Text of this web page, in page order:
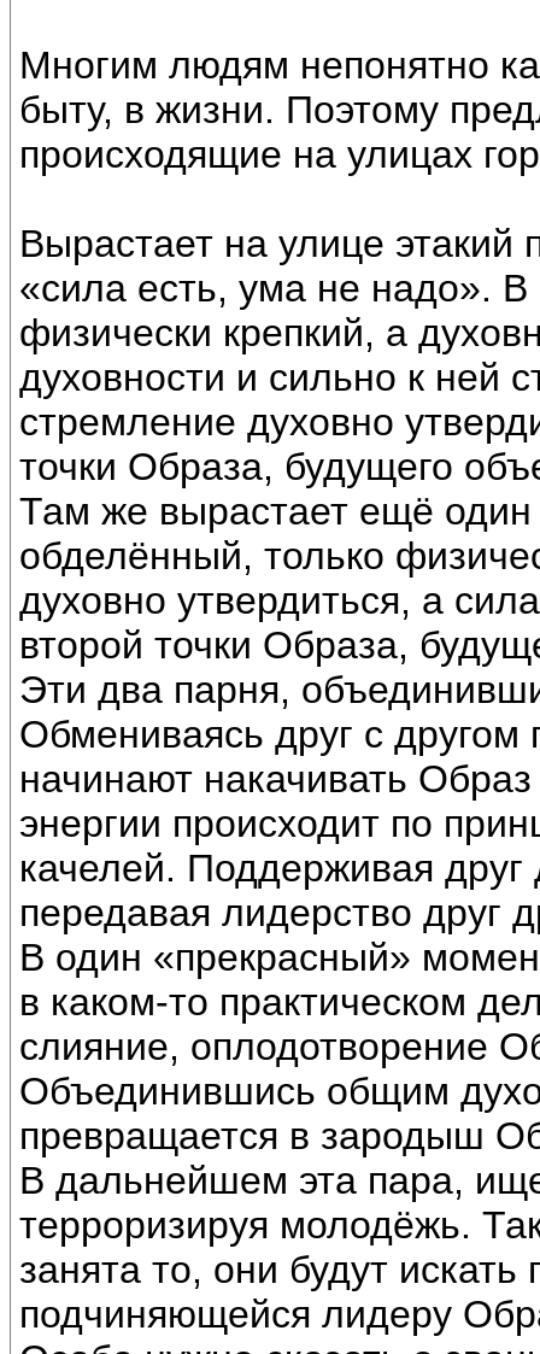
Многим людям непонятно
быту, в жизни. Поэтому
происходящие на улицах
Вырастает на улице этакий
«сила есть, ума не надо».
физически крепкий, а
духовности и сильно к ней
стремление духовно
точки Образа, будущего
Там же вырастает ещё
обделённый, только
духовно утвердиться, а
второй точки Образа,
Эти два парня,
Обмениваясь друг с другом
начинают накачивать
энергии происходит по
качелей. Поддерживая друг
передавая лидерство друг
В один «прекрасный»
в каком-то практическом
слияние, оплодотворение
Объединившись общим
превращается в зародыш
В дальнейшем эта пара,
терроризируя молодёжь.
занята то, они будут
подчиняющейся лидеру